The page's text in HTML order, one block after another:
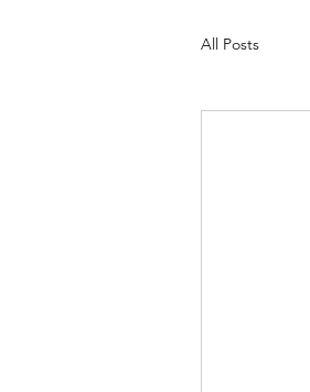
All Posts